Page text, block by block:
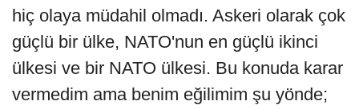
hiç olaya müdahil olmadı. Askeri olarak çok
güçlü bir ülke, NATO'nun en güçlü ikinci
ülkesi ve bir NATO ülkesi. Bu konuda karar
vermedim ama benim eğilimim şu yönde;